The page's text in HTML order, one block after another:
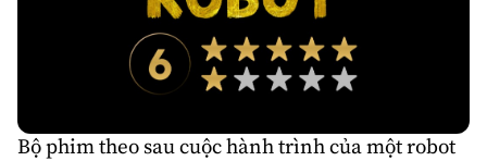
Bộ phim theo sau cuộc hành trình của một robot